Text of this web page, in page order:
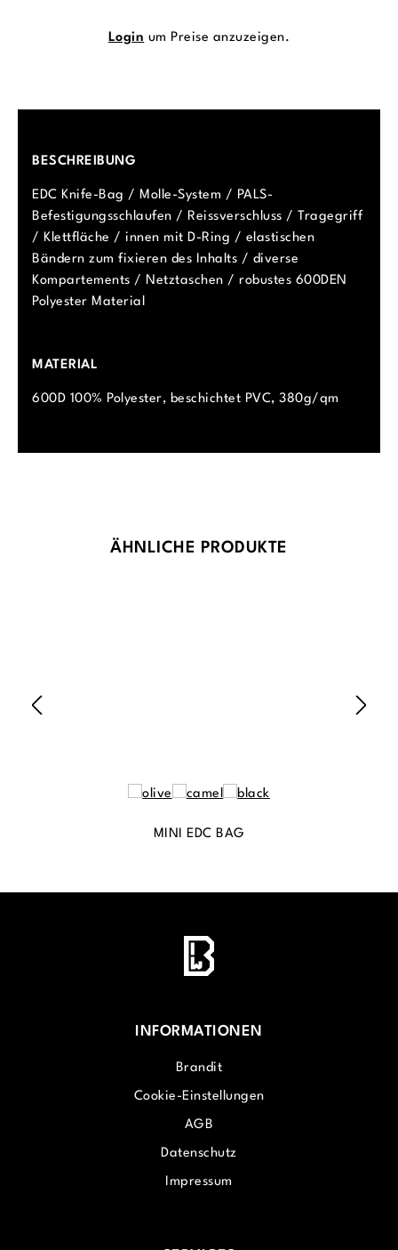
Login um Preise anzuzeigen.
BESCHREIBUNG
EDC Knife-Bag / Molle-System / PALS-
Befestigungsschlaufen / Reissverschluss / Tragegriff
/ Klettfläche / innen mit D-Ring / elastischen
Bändern zum fixieren des Inhalts / diverse
Kompartements / Netztaschen / robustes 600DEN
Polyester Material
MATERIAL
600D 100% Polyester, beschichtet PVC, 380g/qm
Produktgalerie überspringen
ÄHNLICHE PRODUKTE
MINI EDC BAG
INFORMATIONEN
Brandit
Cookie-Einstellungen
AGB
Datenschutz
Impressum